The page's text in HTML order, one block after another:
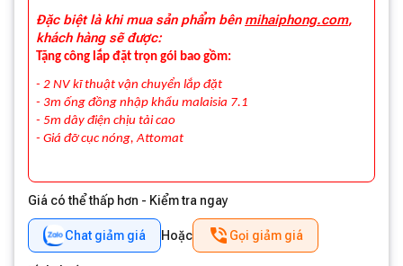
Đặc biệt là khi mua sản phẩm bên mihaiphong.com,
khách hàng sẽ được:
Tặng công lắp đặt trọn gói bao gồm:
- 2 NV kĩ thuật vận chuyển lắp đặt
- 3m ống đồng nhập khẩu malaisia 7.1
- 5m dây điện chịu tải cao
- Giá đỡ cục nóng, Attomat
Giá có thể thấp hơn - Kiểm tra ngay
Chat giảm giá Hoặc Gọi giảm giá